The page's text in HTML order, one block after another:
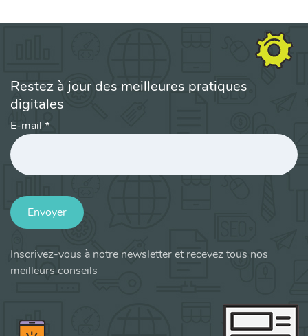
Restez à jour des meilleures pratiques
digitales
E-mail *
Envoyer
Inscrivez-vous à notre newsletter et recevez tous nos
meilleurs conseils